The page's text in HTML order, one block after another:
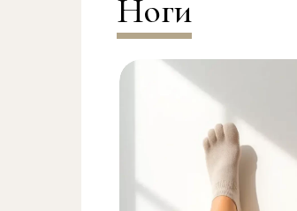
Ноги